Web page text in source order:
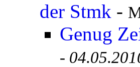
der Stmk -
Genug
-